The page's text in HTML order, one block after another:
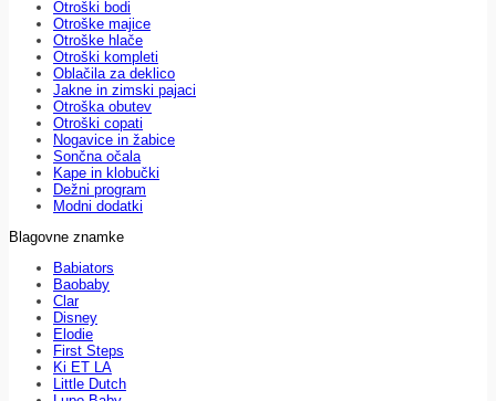
Otroški bodi
Otroške majice
Otroške hlače
Otroški kompleti
Oblačila za deklico
Jakne in zimski pajaci
Otroška obutev
Otroški copati
Nogavice in žabice
Sončna očala
Kape in klobučki
Dežni program
Modni dodatki
Blagovne znamke
Babiators
Baobaby
Clar
Disney
Elodie
First Steps
Ki ET LA
Little Dutch